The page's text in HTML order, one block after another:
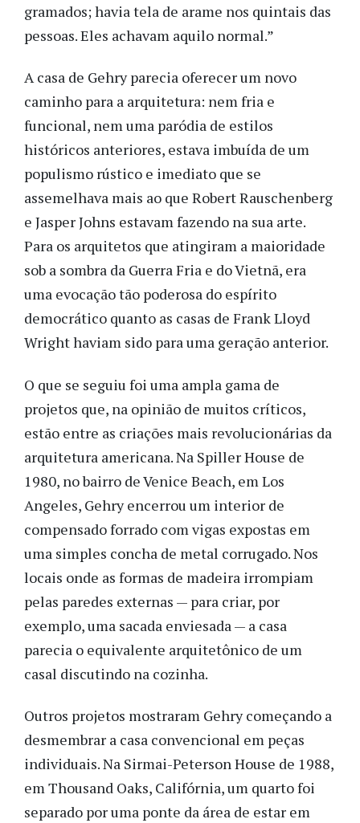
gramados; havia tela de arame nos quintais das
pessoas. Eles achavam aquilo normal.”
A casa de Gehry parecia oferecer um novo
caminho para a arquitetura: nem fria e
funcional, nem uma paródia de estilos
históricos anteriores, estava imbuída de um
populismo rústico e imediato que se
assemelhava mais ao que Robert Rauschenberg
e Jasper Johns estavam fazendo na sua arte.
Para os arquitetos que atingiram a maioridade
sob a sombra da Guerra Fria e do Vietnã, era
uma evocação tão poderosa do espírito
democrático quanto as casas de Frank Lloyd
Wright haviam sido para uma geração anterior.
O que se seguiu foi uma ampla gama de
projetos que, na opinião de muitos críticos,
estão entre as criações mais revolucionárias da
arquitetura americana. Na Spiller House de
1980, no bairro de Venice Beach, em Los
Angeles, Gehry encerrou um interior de
compensado forrado com vigas expostas em
uma simples concha de metal corrugado. Nos
locais onde as formas de madeira irrompiam
pelas paredes externas — para criar, por
exemplo, uma sacada enviesada — a casa
parecia o equivalente arquitetônico de um
casal discutindo na cozinha.
Outros projetos mostraram Gehry começando a
desmembrar a casa convencional em peças
individuais. Na Sirmai-Peterson House de 1988,
em Thousand Oaks, Califórnia, um quarto foi
separado por uma ponte da área de estar em